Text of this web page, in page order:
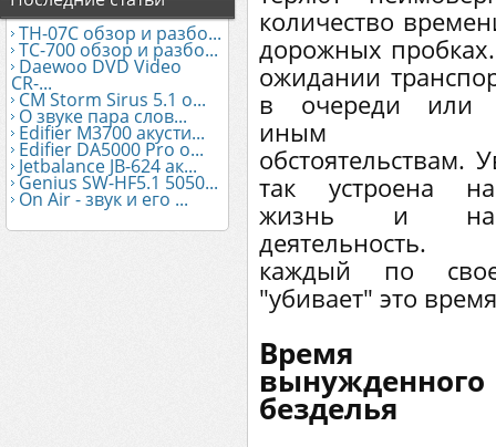
TH-07C обзор и разбо...
TC-700 обзор и разбо...
Daewoo DVD Video
CR-...
CM Storm Sirus 5.1 о...
О звуке пара слов...
Edifier М3700 акусти...
Edifier DA5000 Pro о...
Jetbalance JB-624 ак...
Genius SW-HF5.1 5050...
On Air - звук и его ...
количество
дорожных
ожидании
в очереди или
иным
обстоятельствам.
так устроена
жизнь и
каждый по
"убивает" это
Время
вынужденного
безделья